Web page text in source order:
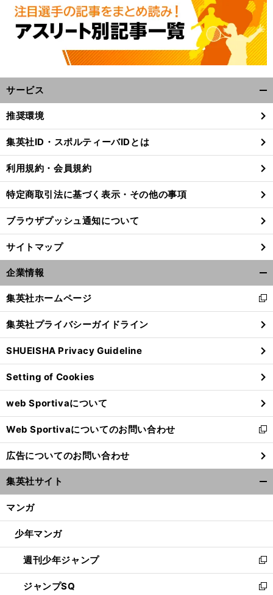
サービス
閉
る
推奨環境
集英社ID・スポルティーバIDとは
利用規約・会員規約
特定商取引法に基づく表示・その他の事項
ブラウザプッシュ通知について
サイトマップ
企業情報
閉
る
集英社ホームページ
新
し
い
ウ
ィ
ン
ド
ウ
で
開
く
集英社プライバシーガイドライン
SHUEISHA Privacy Guideline
Setting of Cookies
web Sportivaについて
Web Sportivaについてのお問い合わせ
新
し
い
ウ
ィ
ン
ウ
開
く
広告についてのお問い合わせ
集英社サイト
マンガ
少年マンガ
週刊少年ジャンプ
新
し
い
ジャンプSQ
新